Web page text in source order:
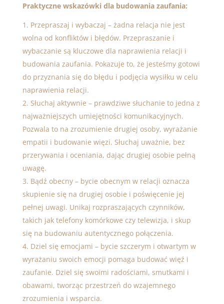
Praktyczne wskazówki dla budowania zaufania:
Przepraszaj i wybaczaj – żadna relacja nie jest
wolna od konfliktów i błędów. Przepraszanie i
wybaczanie są kluczowe dla naprawienia relacji i
budowania zaufania. Pokazuje to, że jesteśmy gotowi
do przyznania się do błędu i podjęcia wysiłku w celu
naprawienia relacji.
Słuchaj aktywnie – prawdziwe słuchanie to jedna z
najważniejszych umiejętności komunikacyjnych.
Pozwala to na zrozumienie drugiej osoby, wyrażanie
empatii i budowanie więzi. Słuchaj uważnie, bez
przerywania i oceniania, dając drugiej osobie pełną
uwagę.
Bądź obecny – bycie obecnym w relacji oznacza
skupienie się na drugiej osobie i poświęcenie jej
pełnej uwagi. Unikaj rozpraszających czynników,
takich jak telefony komórkowe czy telewizja, i skup
się na budowaniu autentycznego połączenia.
Dziel się emocjami – bycie szczerym i otwartym w
wyrażaniu swoich emocji pomaga budować więź i
zaufanie. Dziel się swoimi radościami, smutkami i
obawami, tworząc przestrzeń do wzajemnego
zrozumienia i wsparcia.